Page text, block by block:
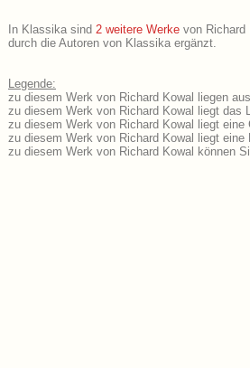
In Klassika sind 2 weitere Werke von Richard
durch die Autoren von Klassika ergänzt.
Legende:
zu diesem Werk von Richard Kowal liegen
zu diesem Werk von Richard Kowal liegt das
zu diesem Werk von Richard Kowal liegt eine
zu diesem Werk von Richard Kowal liegt eine
zu diesem Werk von Richard Kowal können